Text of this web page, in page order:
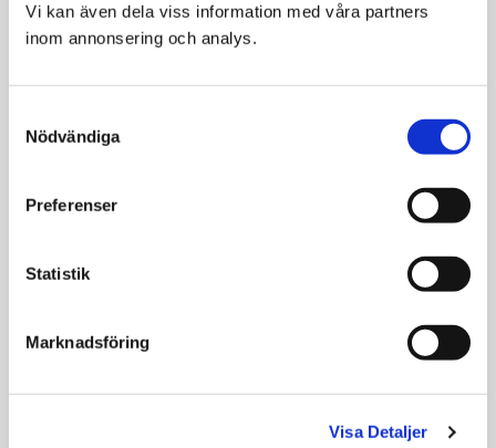
Vi kan även dela viss information med våra partners
inom annonsering och analys.
Selection
Nödvändiga
Preferenser
Statistik
Marknadsföring
Visa Detaljer
Relaterade produkter